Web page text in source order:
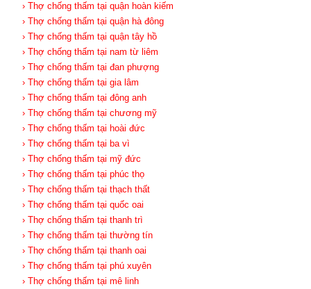
› Thợ chống thấm tại quận hoàn kiếm
› Thợ chống thấm tại quận hà đông
› Thợ chống thấm tại quận tây hồ
› Thợ chống thấm tại nam từ liêm
› Thợ chống thấm tại đan phượng
› Thợ chống thấm tại gia lâm
› Thợ chống thấm tại đông anh
› Thợ chống thấm tại chương mỹ
› Thợ chống thấm tại hoài đức
› Thợ chống thấm tại ba vì
› Thợ chống thấm tại mỹ đức
› Thợ chống thấm tại phúc thọ
› Thợ chống thấm tại thạch thất
› Thợ chống thấm tại quốc oai
› Thợ chống thấm tại thanh trì
› Thợ chống thấm tại thường tín
› Thợ chống thấm tại thanh oai
› Thợ chống thấm tại phú xuyên
› Thợ chống thấm tại mê linh